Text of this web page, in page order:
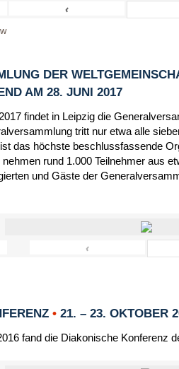
‹
DER
AM 28. JUNI 2017
findet in Leipzig die
tritt nur etwa alle
das höchste beschlussfassende
rund 1.000 Teilnehmer aus
und Gäste der
‹
• 21. – 23. OKTOBER
fand die Diakonische Konferenz